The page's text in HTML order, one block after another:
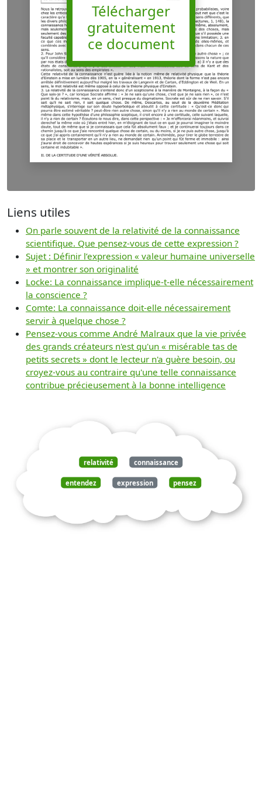
Télécharger
gratuitement
ce document
Liens utiles
On parle souvent de la relativité de la connaissance
scientifique. Que pensez-vous de cette expression ?
Sujet : Définir l’expression « valeur humaine universelle
» et montrer son originalité
Locke: La connaissance implique-t-elle nécessairement
la conscience ?
Comte: La connaissance doit-elle nécessairement
servir à quelque chose ?
Pensez-vous comme André Malraux que la vie privée
des grands créateurs n'est qu'un « misérable tas de
petits secrets » dont le lecteur n'a guère besoin, ou
croyez-vous au contraire qu'une telle connaissance
contribue précieusement à la bonne intelligence
relativité connaissance
entendez expression pensez